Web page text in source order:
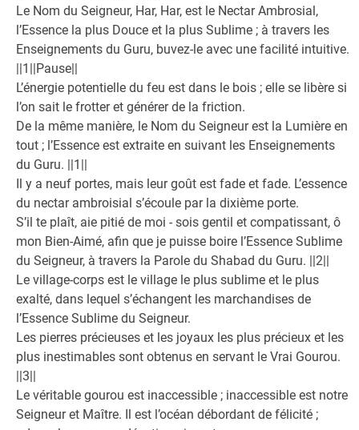
Le Nom du Seigneur, Har, Har, est le Nectar Ambrosial,
l’Essence la plus Douce et la plus Sublime ; à travers les
Enseignements du Guru, buvez-le avec une facilité intuitive.
||1||Pause||
L’énergie potentielle du feu est dans le bois ; elle se libère si
l’on sait le frotter et générer de la friction.
De la même manière, le Nom du Seigneur est la Lumière en
tout ; l’Essence est extraite en suivant les Enseignements
du Guru. ||1||
Il y a neuf portes, mais leur goût est fade et fade. L’essence
du nectar ambroisial s’écoule par la dixième porte.
S’il te plaît, aie pitié de moi - sois gentil et compatissant, ô
mon Bien-Aimé, afin que je puisse boire l’Essence Sublime
du Seigneur, à travers la Parole du Shabad du Guru. ||2||
Le village-corps est le village le plus sublime et le plus
exalté, dans lequel s’échangent les marchandises de
l’Essence Sublime du Seigneur.
Les pierres précieuses et les joyaux les plus précieux et les
plus inestimables sont obtenus en servant le Vrai Gourou.
||3||
Le véritable gourou est inaccessible ; inaccessible est notre
Seigneur et Maître. Il est l’océan débordant de félicité ;